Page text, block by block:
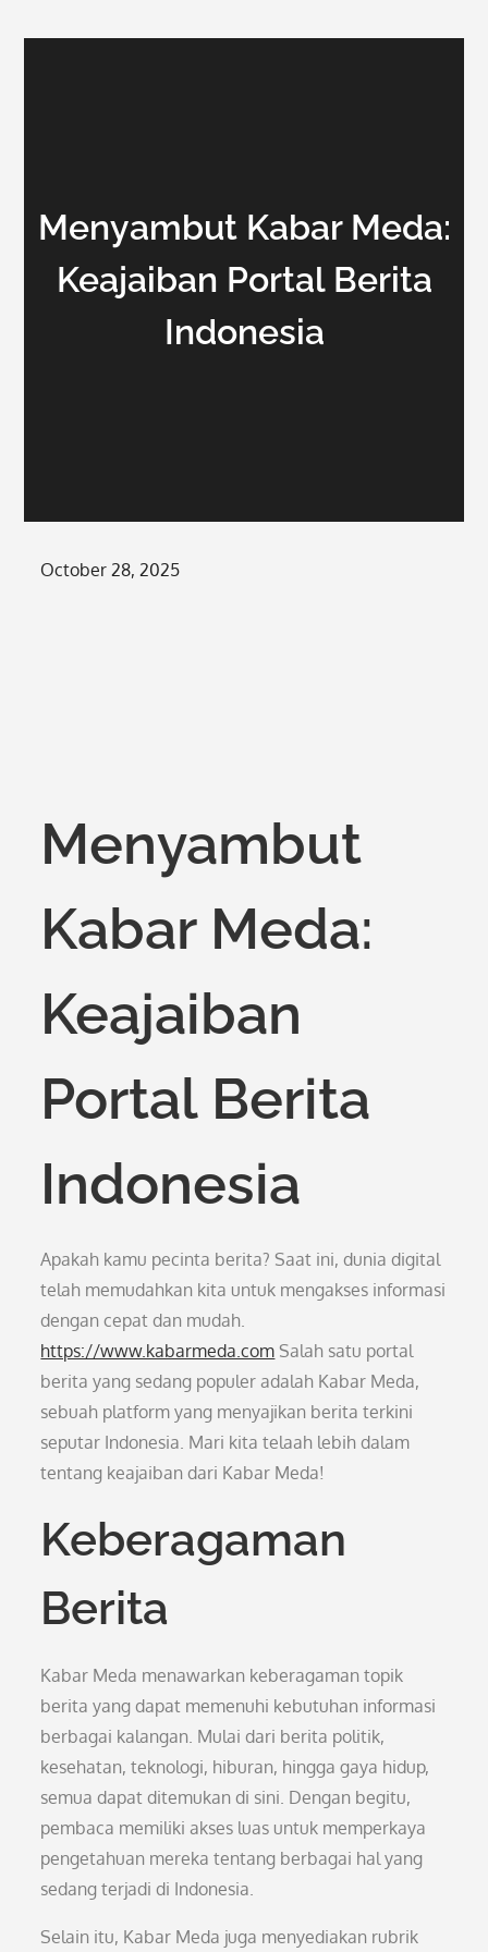
Menyambut Kabar Meda:
Keajaiban Portal Berita
Indonesia
Posted
October 28, 2025
Menyambut
Kabar Meda:
Keajaiban
Portal Berita
Indonesia
Apakah kamu pecinta berita? Saat ini, dunia digital
telah memudahkan kita untuk mengakses informasi
dengan cepat dan mudah.
https://www.kabarmeda.com Salah satu portal
berita yang sedang populer adalah Kabar Meda,
sebuah platform yang menyajikan berita terkini
seputar Indonesia. Mari kita telaah lebih dalam
tentang keajaiban dari Kabar Meda!
Keberagaman
Berita
Kabar Meda menawarkan keberagaman topik
berita yang dapat memenuhi kebutuhan informasi
berbagai kalangan. Mulai dari berita politik,
kesehatan, teknologi, hiburan, hingga gaya hidup,
semua dapat ditemukan di sini. Dengan begitu,
pembaca memiliki akses luas untuk memperkaya
pengetahuan mereka tentang berbagai hal yang
sedang terjadi di Indonesia.
Selain itu, Kabar Meda juga menyediakan rubrik